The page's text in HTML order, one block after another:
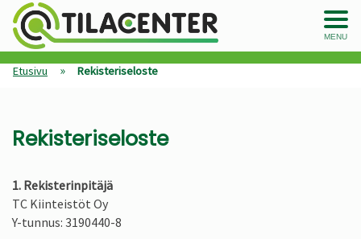
MENU
Etusivu » Rekisteriseloste
Rekisteriseloste
1. Rekisterinpitäjä
TC Kiinteistöt Oy
Y-tunnus: 3190440-8